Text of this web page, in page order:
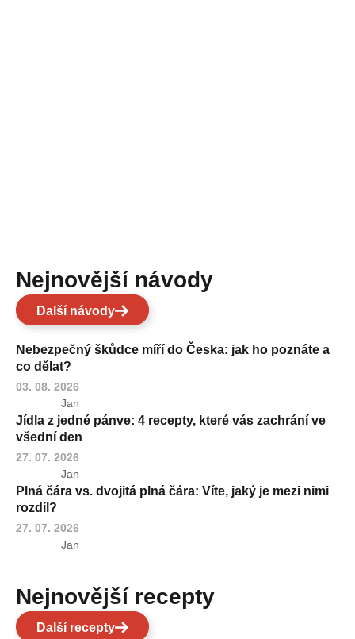
Nejnovější návody
Další návody
Nebezpečný škůdce míří do Česka: jak ho poznáte a
co dělat?
03. 08. 2026
Jan
Jídla z jedné pánve: 4 recepty, které vás zachrání ve
všední den
27. 07. 2026
Jan
Plná čára vs. dvojitá plná čára: Víte, jaký je mezi nimi
rozdíl?
27. 07. 2026
Jan
Nejnovější recepty
Další recepty